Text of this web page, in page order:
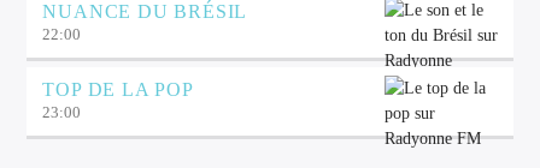
NUANCE DU BRÉSIL
22:00
TOP DE LA POP
23:00